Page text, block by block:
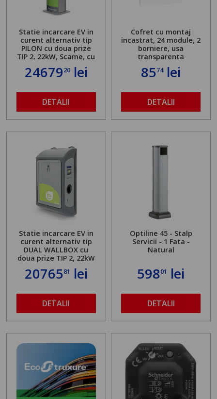
Statie incarcare EV in
curent alternativ tip
PILON cu doua prize
TIP 2, 22kW, Scame, cu
2467920lei
DETALII
Cofret cu montaj
incastrat, 24 module, 2
borniere, usa
transparenta
8574lei
DETALII
Statie incarcare EV in
curent alternativ tip
DUAL WALLBOX cu
doua prize TIP 2, 22kW
2076581 lei
DETALII
Optiline 45 - Stalp
Servicii - 1 Fata -
Natural
59801 lei
DETALII